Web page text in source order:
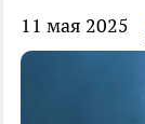
11 мая 2025